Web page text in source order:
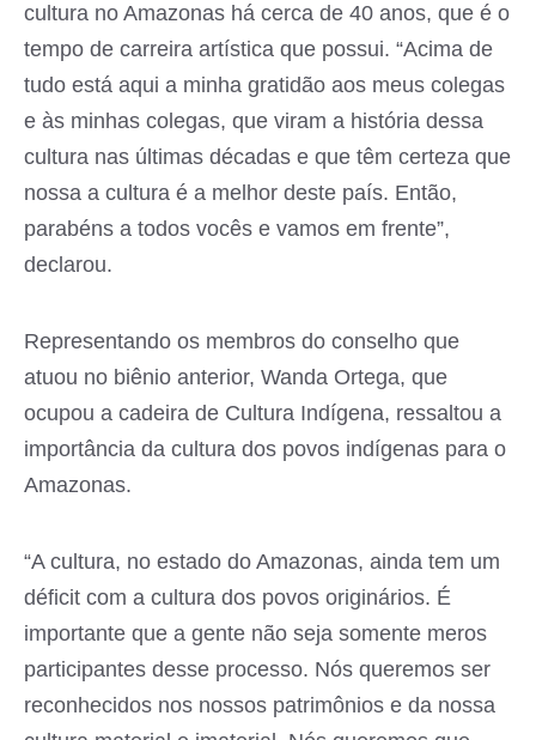
cultura no Amazonas há cerca de 40 anos, que é o
tempo de carreira artística que possui. “Acima de
tudo está aqui a minha gratidão aos meus colegas
e às minhas colegas, que viram a história dessa
cultura nas últimas décadas e que têm certeza que
nossa a cultura é a melhor deste país. Então,
parabéns a todos vocês e vamos em frente”,
declarou.
Representando os membros do conselho que
atuou no biênio anterior, Wanda Ortega, que
ocupou a cadeira de Cultura Indígena, ressaltou a
importância da cultura dos povos indígenas para o
Amazonas.
“A cultura, no estado do Amazonas, ainda tem um
déficit com a cultura dos povos originários. É
importante que a gente não seja somente meros
participantes desse processo. Nós queremos ser
reconhecidos nos nossos patrimônios e da nossa